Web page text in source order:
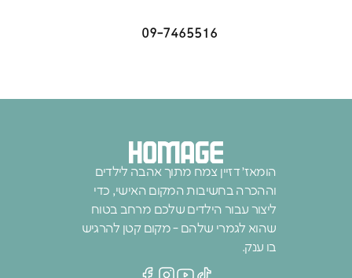
09-7465516
הומאז׳ דזיין צמח מתוך אהבה לילדים
וההכרה בחשיבות המקום האישי, כדי
ליצור עבור הילדים שלכם מרחב בטוח
שהוא לגמרי שלהם - מקום קטן להרגיש
בו ענק.